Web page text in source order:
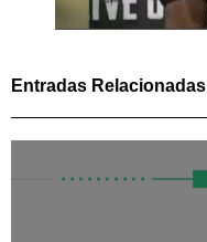
Entradas Relacionadas